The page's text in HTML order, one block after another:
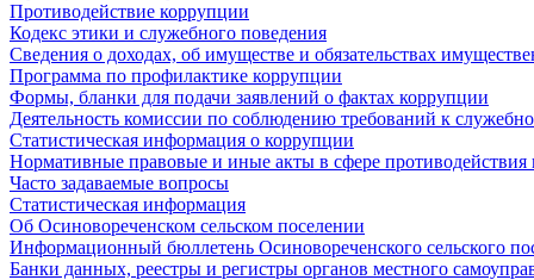
Противодействие коррупции
Кодекс этики и служебного поведения
Сведения о доходах, об имуществе и обязательствах
Программа по профилактике коррупции
Формы, бланки для подачи заявлений о фактах коррупции
Деятельность комиссии по соблюдению требований к
Статистическая информация о коррупции
Нормативные правовые и иные акты в сфере противодействия
Часто задаваемые вопросы
Статистическая информация
Об Осиновореченском сельском поселении
Информационный бюллетень Осиновореченского сельского
Банки данных, реестры и регистры органов местного